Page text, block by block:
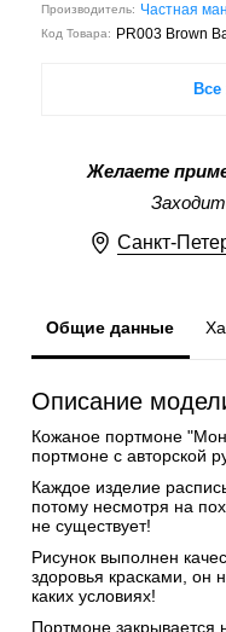
Производитель: Частная
Код Товара: PR003 Brown
Все
Желаете
Санкт-
Общие данные
Описание
Кожаное портмоне
портмоне с авторской
Каждое изделие
потому несмотря на
не существует!
Рисунок выполнен
здоровья красками, он
каких условиях!
Портмоне закрывается